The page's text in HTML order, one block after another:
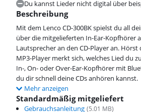
Du kannst Lieder nicht digital über
Beschreibung
Mit dem Lenco CD-300BK spielst du all
über die mitgelieferten In-Ear-Kopfhörer
Lautsprecher an den CD-Player an.
MP3-Player merkt sich, welches Lied du
In-, On- oder Over-Ear-Kopfhörer mit
du dir schnell deine CDs anhören kannst.
Mehr anzeigen
Standardmäßig mitgeliefert
Gebrauchsanleitung (5.01 MB)